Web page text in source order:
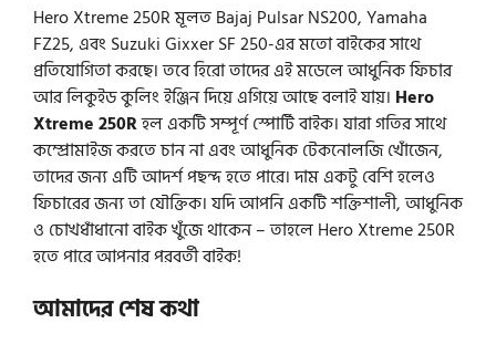
Hero Xtreme 250R মূলত Bajaj Pulsar NS200, Yamaha
FZ25, এবং Suzuki Gixxer SF 250-এর মতো বাইকের সাথে
প্রতিযোগিতা করছে। তবে হিরো তাদের এই মডেলে আধুনিক ফিচার
আর লিকুইড কুলিং ইঞ্জিন দিয়ে এগিয়ে আছে বলাই যায়। Hero
Xtreme 250Rহল একটি সম্পূর্ণ স্পোর্টি বাইক। যারা গতির সাথে
কম্প্রোমাইজ করতে চান না এবং আধুনিক টেকনোলজি খোঁজেন,
তাদের জন্য এটি আদর্শ পছন্দ হতে পারে। দাম একটু বেশি হলেও
ফিচারের জন্য তা যৌক্তিক। যদি আপনি একটি শক্তিশালী, আধুনিক
ও চোখধাঁধানো বাইক খুঁজে থাকেন – তাহলে Hero Xtreme 250R
হতে পারে আপনার পরবর্তী বাইক!
আমাদের শেষ কথা